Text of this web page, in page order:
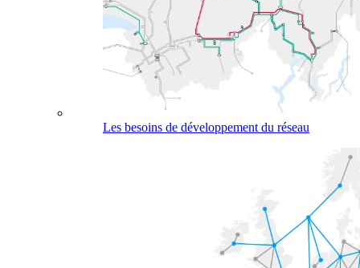
Les besoins de développement du réseau